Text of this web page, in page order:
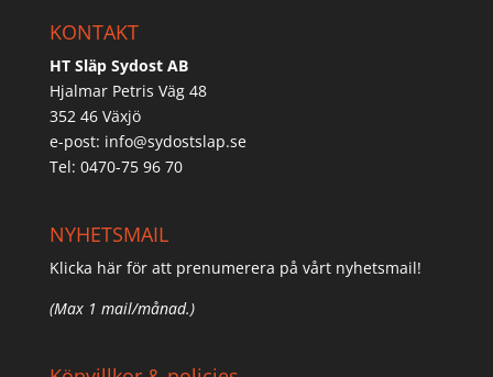
KONTAKT
HT Släp Sydost AB
Hjalmar Petris Väg 48
352 46 Växjö
e-post: info@sydostslap.se
Tel: 0470-75 96 70
NYHETSMAIL
Klicka här för att prenumerera på vårt nyhetsmail!
(Max 1 mail/månad.)